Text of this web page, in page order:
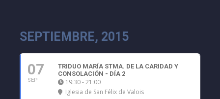
SEPTIEMBRE, 2015
07
SEP
TRIDUO MARÍA STMA. DE LA CARIDAD Y
CONSOLACIÓN - DÍA 2
19:30 - 21:00
Iglesia de San Félix de Valois